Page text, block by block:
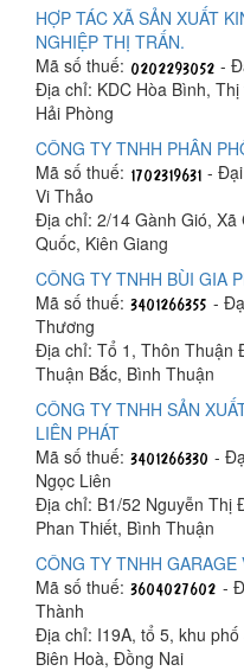
HỢP TÁC XÃ SẢN XUẤT
NGHIỆP THỊ TRẤN.
Mã số thuế:
-
Địa chỉ: KDC Hòa Bình,
Hải Phòng
CÔNG TY TNHH PHÂN
Mã số thuế:
-
Vi Thảo
Địa chỉ: 2/14 Gành Gió,
Quốc, Kiên Giang
CÔNG TY TNHH BÙI GIA
Mã số thuế:
-
Thương
Địa chỉ: Tổ 1, Thôn Thuận
Thuận Bắc, Bình Thuận
CÔNG TY TNHH SẢN
LIÊN PHÁT
Mã số thuế:
-
Ngọc Liên
Địa chỉ: B1/52 Nguyễn Thị
Phan Thiết, Bình Thuận
CÔNG TY TNHH
Mã số thuế:
-
Thành
Địa chỉ: I19A, tổ 5, khu
Biên Hoà, Đồng Nai